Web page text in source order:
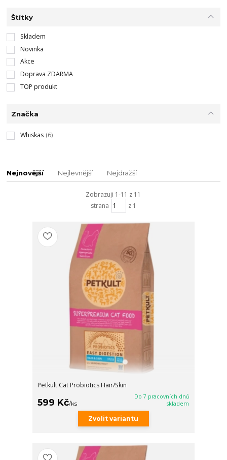
Štítky
Skladem
Novinka
Akce
Doprava ZDARMA
TOP produkt
Značka
Whiskas (6)
Nejnovější Nejlevnější Nejdražší
Zobrazuji 1-11 z 11
strana
z 1
Petkult Cat Probiotics Hair/Skin
599 Kč/ks
Do 7 pracovních dnů
skladem
Zvolit variantu